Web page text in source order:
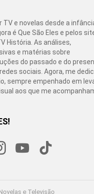
TV e novelas desde a
é Que São Eles e pelos
História. As análises,
e matérias sobre
do passado e do
sociais. Agora, me
sempre empenhado em
aos que me
e Televisão